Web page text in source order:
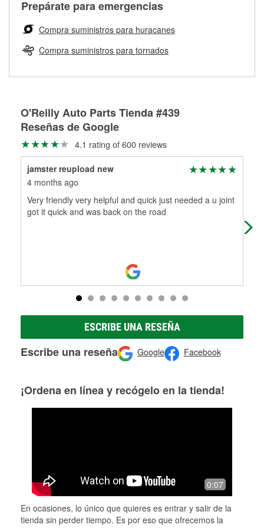
Herramientas de O'Reilly
pueden ser reutilizados, podemos ayudarte a encontrar las
partes de reemplazo correctas para tu reparación.
Rectificación de tambores y discos de freno
averiada o determina los acoplamientos y la longitud
adecuados para que te construyamos una nueva. O'Reilly
Auto Parts tiene las mangueras y los acoples adecuados
para reparar el sistema hidráulico de tu maquinaria
agrícola o de construcción.
Más información acerca del servicio de mangueras
Prepárate para emergencias
Compra suministros para huracanes
Compra suministros para tornados
O'Reilly Auto Parts Tienda #439
Reseñas de Google
4.1 rating of 600 reviews
jamster reupload new
4 months ago
Very friendly very helpful and quick just needed a u joint
got it quick and was back on the road
be
ESCRIBE UNA RESEÑA
Escribe una reseña Google Facebook
¡Ordena en línea y recógelo en la tienda!
0:07
En ocasiones, lo único que quieres es entrar y salir de la
tienda sin perder tiempo. Es por eso que ofrecemos la